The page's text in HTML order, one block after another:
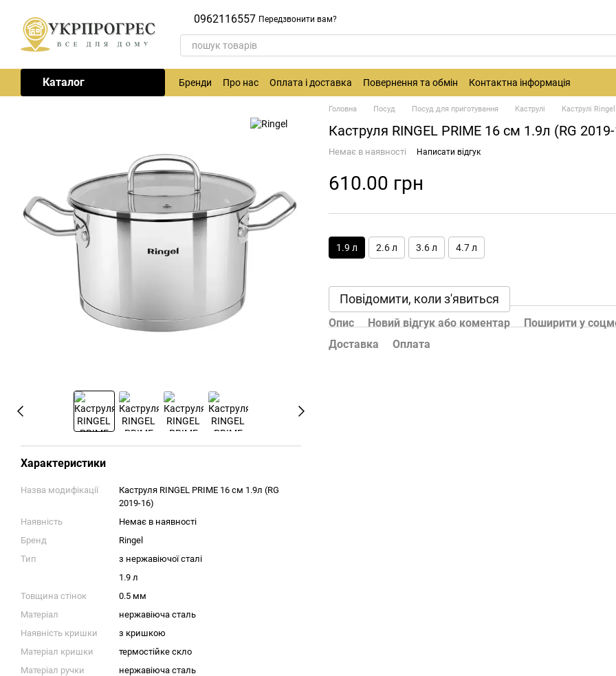
0962116557 Передзвонити вам?
Каталог Бренди Про нас Оплата і доставка Повернення та обмін Контактна інформація
Характеристики
Назва модифікації
Каструля RINGEL PRIME 16 см 1.9л (RG
2019-16)
Наявність
Немає в наявності
Бренд
Ringel
Тип
з нержавіючої сталі
1.9 л
Товщина стінок
0.5 мм
Матеріал
нержавіюча сталь
Наявність кришки
з кришкою
Матеріал кришки
термостійке скло
Матеріал ручки
нержавіюча сталь
Головна Посуд Посуд для приготування Каструлі Каструлі Ringel
Каструля RINGEL PRIME 16 см 1.9л (RG
Немає в наявності
Написати відгук
610.00 грн
1.9 л 2.6 л 3.6 л 4.7 л
Повідомити, коли з'явиться
Опис Новий відгук або коментар
Поширити у
Доставка
Оплата